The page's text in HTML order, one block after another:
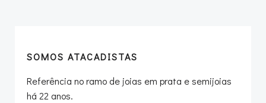
SOMOS ATACADISTAS
Referência no ramo de joias em prata e semijoias
há 22 anos.